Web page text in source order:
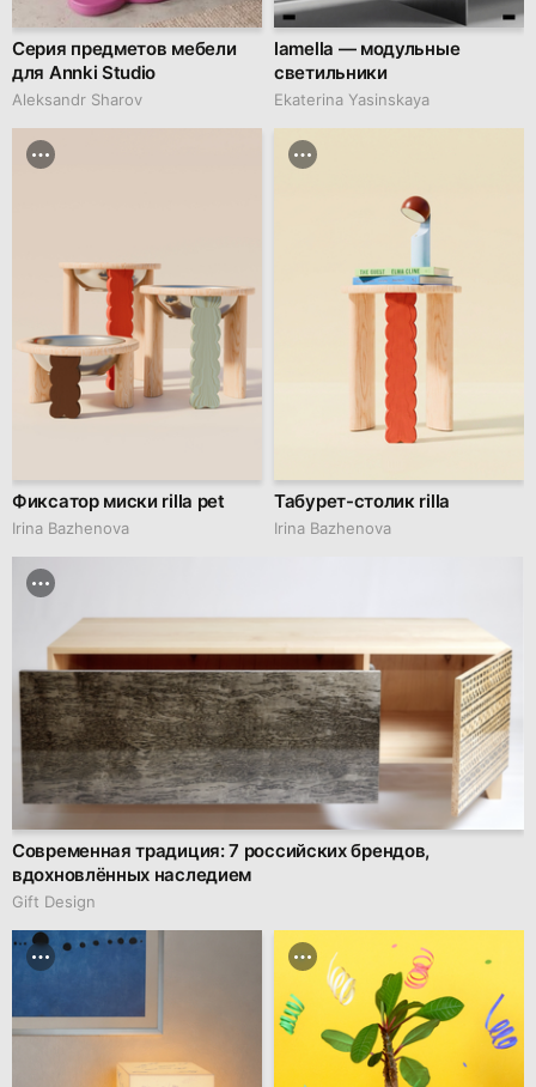
Серия предметов мебели
для Annki Studio
Aleksandr Sharov
lamella — модульные
светильники
Ekaterina Yasinskaya
Фиксатор миски rilla pet
Irina Bazhenova
Табурет-столик rilla
Irina Bazhenova
Современная традиция: 7 российских брендов,
вдохновлённых наследием
Gift Design